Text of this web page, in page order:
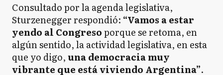
Consultado por la agenda legislativa,
Sturzenegger respondió: “Vamos a estar
yendo al Congresoporque se retoma, en
algún sentido, la actividad legislativa, en esta
que yo digo,una democracia muy
vibrante que está viviendo Argentina”.